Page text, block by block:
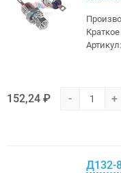
Артикул:
152,24 ₽ - +
Д132-